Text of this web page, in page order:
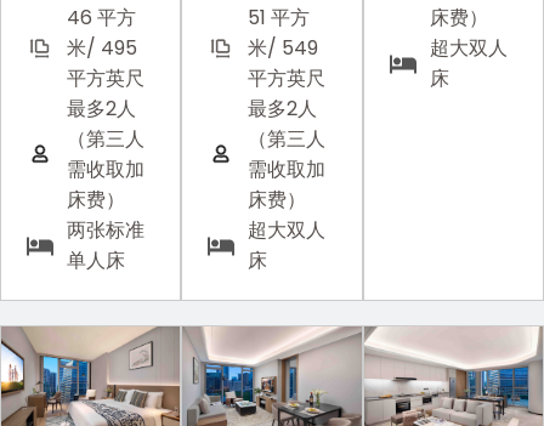
46 平方
米/ 495
平方英尺
最多2人
（第三人
需收取加
床费）
两张标准
单人床
51 平方
米/ 549
平方英尺
最多2人
（第三人
需收取加
床费）
超大双人
床
床费）
超大双人
床